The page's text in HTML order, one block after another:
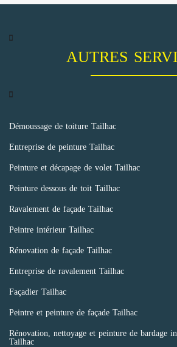
AUTRES
Démoussage de toiture Tailhac
Entreprise de peinture Tailhac
Peinture et décapage de volet Tailhac
Peinture dessous de toit Tailhac
Ravalement de façade Tailhac
Peintre intérieur Tailhac
Rénovation de façade Tailhac
Entreprise de ravalement Tailhac
Façadier Tailhac
Peintre et peinture de façade Tailhac
Rénovation, nettoyage et peinture de bardage
Tailhac